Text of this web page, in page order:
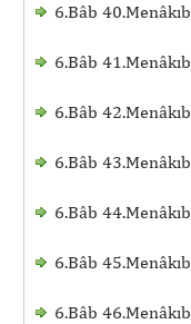
6.Bâb 40.Menâkıb
6.Bâb 41.Menâkıb
6.Bâb 42.Menâkıb
6.Bâb 43.Menâkıb
6.Bâb 44.Menâkıb
6.Bâb 45.Menâkıb
6.Bâb 46.Menâkıb